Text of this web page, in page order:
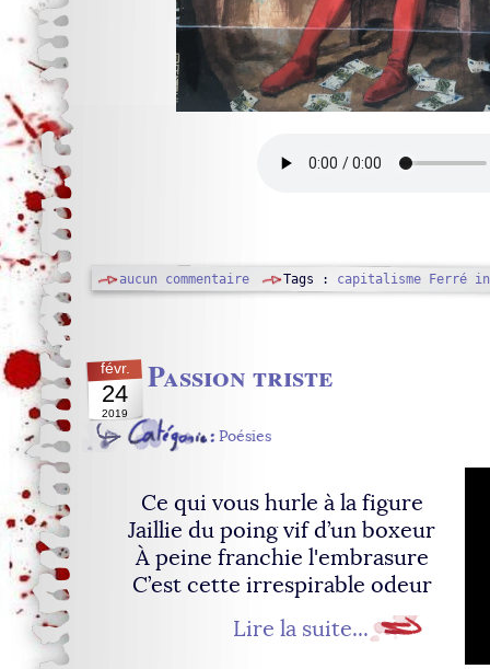
aucun commentaire Tags : capitalisme Ferré
févr.
24
2019
Passion triste
Poésies
Ce qui vous hurle à la figure
Jaillie du poing vif d’un boxeur
À peine franchie l'embrasure
C’est cette irrespirable odeur
Lire la suite...